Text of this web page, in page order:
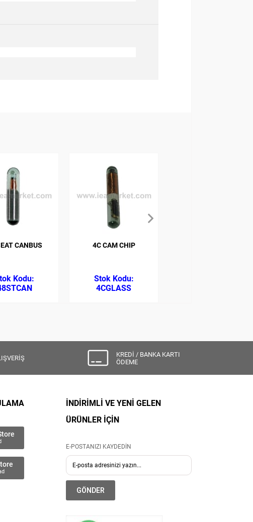
CANBUS 4C CAM CHIP
4CGLASS
KREDİ / BANKA KARTI
ÖDEME
İNDİRİMLİ VE YENİ GELEN
ÜRÜNLER İÇİN
E-POSTANIZI KAYDEDİN
GÖNDER